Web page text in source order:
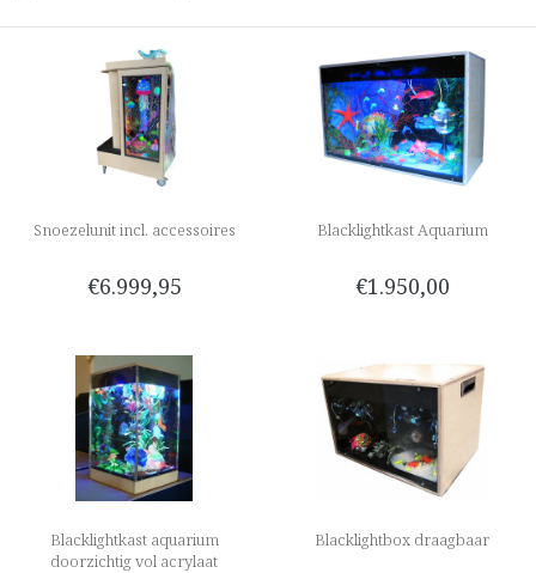
Snoezelunit incl. accessoires
€6.999,95
Blacklightkast Aquarium
€1.950,00
Blacklightkast aquarium
doorzichtig vol acrylaat
Blacklightbox draagbaar